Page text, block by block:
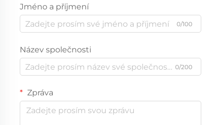
Jméno a příjmení
0/100
Název společnosti
0/200
Zpráva